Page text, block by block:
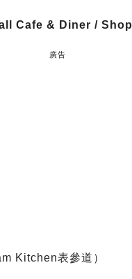
Cafe & Diner / Shop
廣告
Kitchen表參道）